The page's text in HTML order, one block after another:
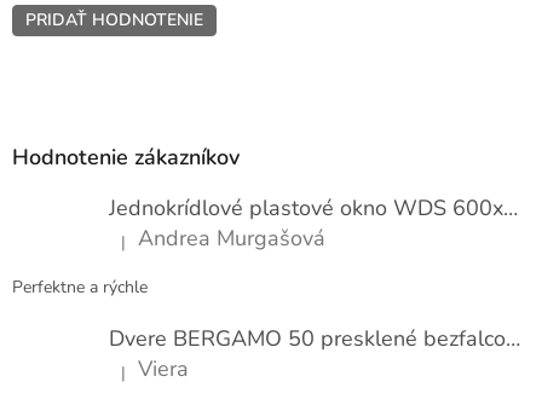
PRIDAŤ HODNOTENIE
Hodnotenie zákazníkov
Jednokrídlové plastové okno WDS 600x1000
Hodnotenie produktu je 5 z 5 hviezdičiek.
| Andrea Murgašová
Perfektne a rýchle
Dvere BERGAMO 50 presklené bezfalcové EXTRA
Hodnotenie produktu je 5 z 5 hviezdičiek.
| Viera